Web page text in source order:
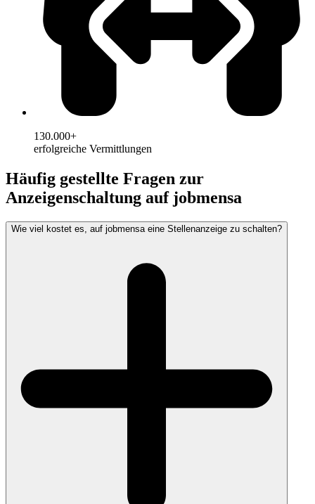
130.000+
erfolgreiche Vermittlungen
Häufig gestellte Fragen zur
Anzeigenschaltung auf jobmensa
Wie viel kostet es, auf jobmensa eine Stellenanzeige zu schalten?